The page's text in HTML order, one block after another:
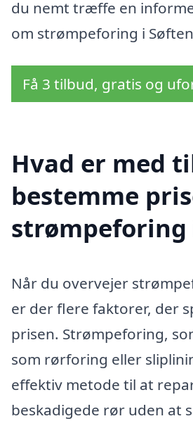
du nemt træffe en
om strømpeforing i
Få 3 tilbud, gratis og
Hvad er med
bestemme
strømpeforing
Når du overvejer
er der flere faktorer, der
prisen. Strømpeforing,
som rørforing eller
effektiv metode til at
beskadigede rør uden at